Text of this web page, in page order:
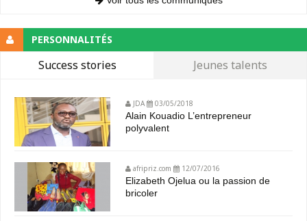
PERSONNALITÉS
Success stories Jeunes talents
JDA 03/05/2018
Alain Kouadio L’entrepreneur
polyvalent
afripriz.com 12/07/2016
Elizabeth Ojelua ou la passion de
bricoler